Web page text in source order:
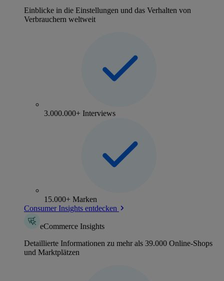
Einblicke in die Einstellungen und das Verhalten von
Verbrauchern weltweit
3.000.000+ Interviews
15.000+ Marken
Consumer Insights entdecken
eCommerce Insights
Detaillierte Informationen zu mehr als 39.000 Online-Shops
und Marktplätzen